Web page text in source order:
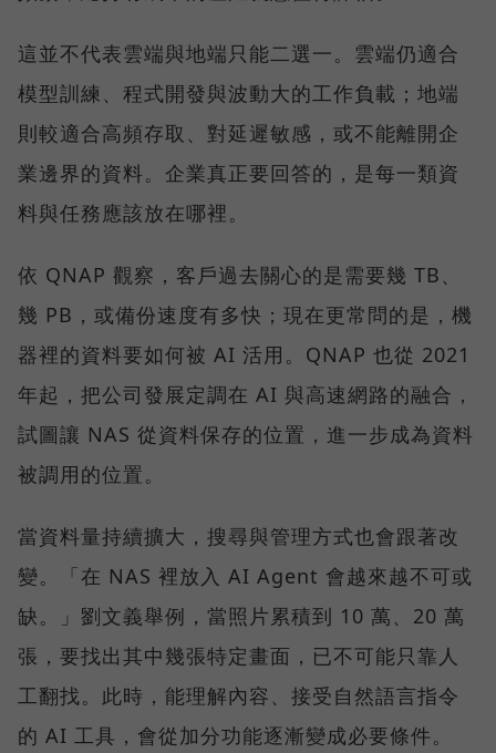
這並不代表雲端與地端只能二選一。雲端仍適合
模型訓練、程式開發與波動大的工作負載；地端
則較適合高頻存取、對延遲敏感，或不能離開企
業邊界的資料。企業真正要回答的，是每一類資
料與任務應該放在哪裡。
依 QNAP 觀察，客戶過去關心的是需要幾 TB、
幾 PB，或備份速度有多快；現在更常問的是，機
器裡的資料要如何被 AI 活用。QNAP 也從 2021
年起，把公司發展定調在 AI 與高速網路的融合，
試圖讓 NAS 從資料保存的位置，進一步成為資料
被調用的位置。
當資料量持續擴大，搜尋與管理方式也會跟著改
變。「在 NAS 裡放入 AI Agent 會越來越不可或
缺。」劉文義舉例，當照片累積到 10 萬、20 萬
張，要找出其中幾張特定畫面，已不可能只靠人
工翻找。此時，能理解內容、接受自然語言指令
的 AI 工具，會從加分功能逐漸變成必要條件。